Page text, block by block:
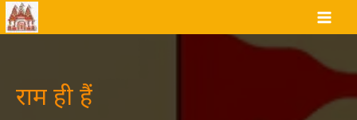
Skip
to
राम ही हैं